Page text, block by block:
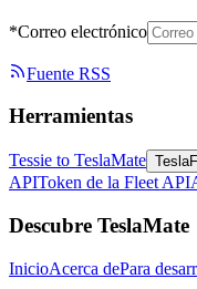
*Correo electrónico
Fuente RSS
Herramientas
Tessie to TeslaMate
APIToken de la Fleet API
Descubre TeslaMate
InicioAcerca dePara